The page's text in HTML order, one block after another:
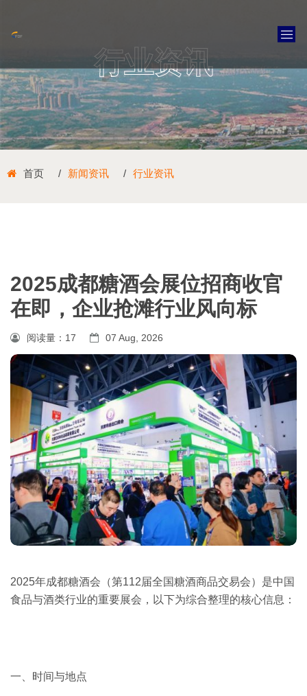
行业资讯
首页 新闻资讯 行业资讯
2025成都糖酒会展位招商收官
在即，企业抢滩行业风向标
阅读量： 17 07 Aug, 2026
2025年成都糖酒会（第112届全国糖酒商品交易会）是中国
食品与酒类行业的重要展会，以下为综合整理的核心信息：
一、时间与地点